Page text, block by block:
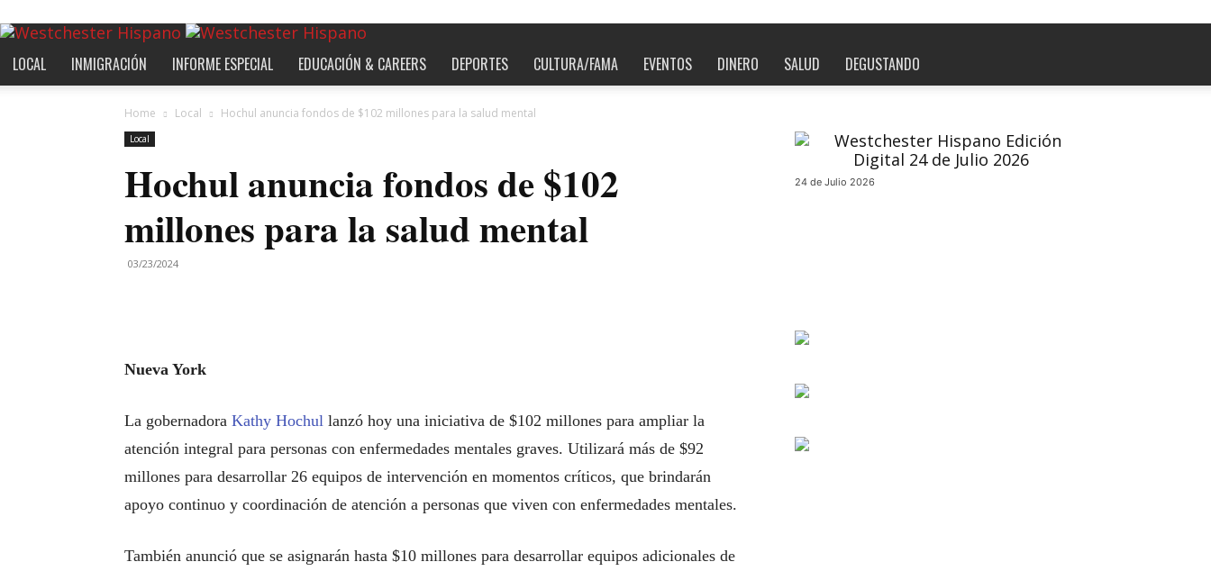
LOCAL INMIGRACIÓN INFORME ESPECIAL EDUCACIÓN & CAREERS DEPORTES CULTURA/FAMA EVENTOS DINERO SALUD DEGUSTANDO
Home Local Hochul anuncia fondos de $102 millones para la salud mental
Local
Hochul anuncia fondos de $102
millones para la salud mental
03/23/2024
Nueva York
La gobernadora Kathy Hochul lanzó hoy una iniciativa de $102 millones para ampliar la
atención integral para personas con enfermedades mentales graves. Utilizará más de $92
millones para desarrollar 26 equipos de intervención en momentos críticos, que brindarán
apoyo continuo y coordinación de atención a personas que viven con enfermedades mentales.
También anunció que se asignarán hasta $10 millones para desarrollar equipos adicionales de
24 de Julio 2026